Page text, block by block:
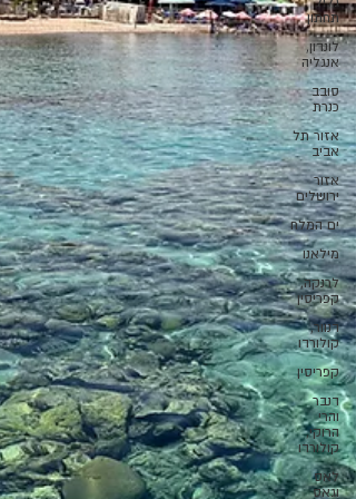
תחתון
לונדון,
אנגליה
סובב
כנרת
אזור תל
אביב
אזור
ירושלים
ים המלח
מילאנו
לרנקה,
קפריסין
דנוור,
קולורדו
קפריסין
דנבר
והרי
הרוקי,
קולורדו
לאס
וגאס